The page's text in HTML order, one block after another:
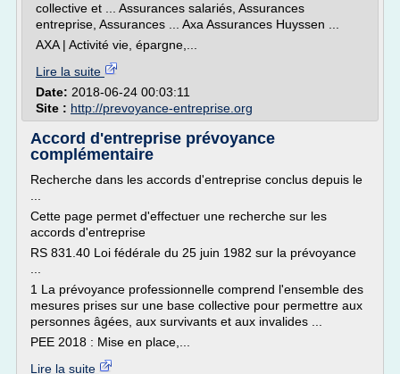
collective et ... Assurances salariés, Assurances
entreprise, Assurances ... Axa Assurances Huyssen ...
AXA | Activité vie, épargne,...
Lire la suite
Date: 2018-06-24 00:03:11
Site : http://prevoyance-entreprise.org
Accord d'entreprise prévoyance
complémentaire
Recherche dans les accords d'entreprise conclus depuis le
Cette page permet d'effectuer une recherche sur les
accords d'entreprise
RS 831.40 Loi fédérale du 25 juin 1982 sur la prévoyance
1 La prévoyance professionnelle comprend l'ensemble des
mesures prises sur une base collective pour permettre aux
personnes âgées, aux survivants et aux invalides ...
PEE 2018 : Mise en place,...
Lire la suite